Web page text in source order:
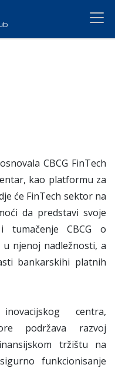
CBCG FinTech
kao platformu za
će FinTech sektor na
da predstavi svoje
tumačenje CBCG o
njenoj nadležnosti, a
bankarskihi platnih
centra,
podržava razvoj
tržištu na
funkcionisanje